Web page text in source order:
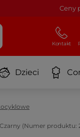
Ceny
Kontakt
Dzieci
(Numer produktu: